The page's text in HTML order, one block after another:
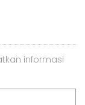
informasi